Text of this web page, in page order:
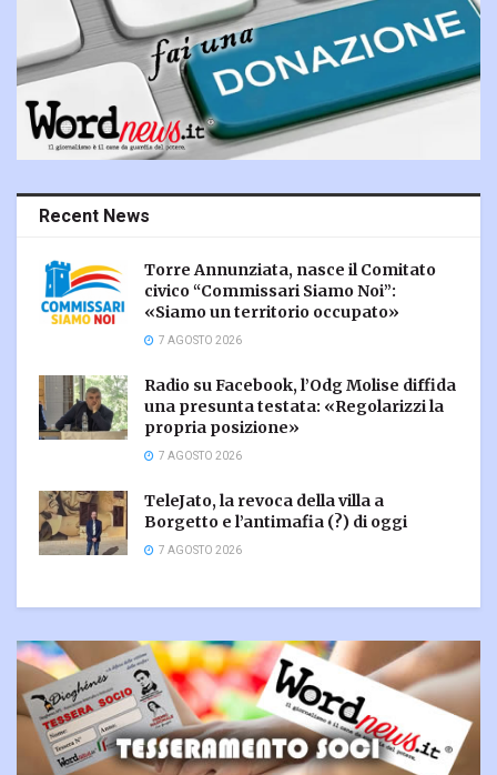
Recent News
Torre Annunziata, nasce il Comitato
civico “Commissari Siamo Noi”:
«Siamo un territorio occupato»
7 AGOSTO 2026
Radio su Facebook, l’Odg Molise diffida
una presunta testata: «Regolarizzi la
propria posizione»
7 AGOSTO 2026
TeleJato, la revoca della villa a
Borgetto e l’antimafia (?) di oggi
7 AGOSTO 2026